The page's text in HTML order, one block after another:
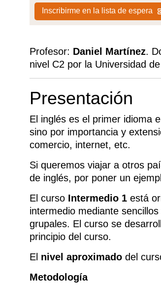
Inscribirme en la lista de espera
Profesor: Daniel Martínez.
nivel C2 por la Universidad
Presentación
El inglés es el primer idioma
sino por importancia y
comercio, internet, etc.
Si queremos viajar a otros
de inglés, por poner un
El curso Intermedio 1 está
intermedio mediante
grupales. El curso se
principio del curso.
El nivel aproximado del
Metodología